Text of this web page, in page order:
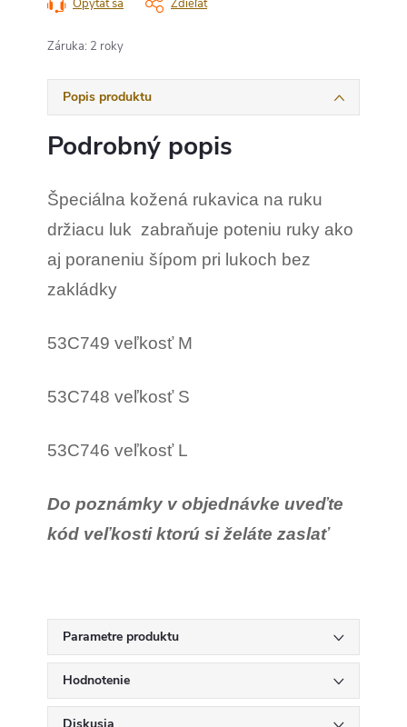
Záruka: 2 roky
Popis produktu
Podrobný popis
Špeciálna kožená rukavica na ruku
držiacu luk zabraňuje poteniu ruky ako
aj poraneniu šípom pri lukoch bez
zakládky
53C749 veľkosť M
53C748 veľkosť S
53C746 veľkosť L
Do poznámky v objednávke uveďte
kód veľkosti ktorú si želáte zaslať
Parametre produktu
Hodnotenie
Diskusia